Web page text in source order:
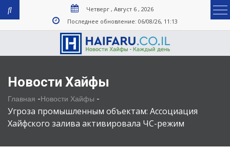
Четверг , Август 6 , 2026
Последнее обновление: 06/08/26, 11:13
Новости Хайфы
Главная -Новости Хайфы -
Угроза промышленным объектам: Ассоциация
Хайфского залива активировала ЧС-режим